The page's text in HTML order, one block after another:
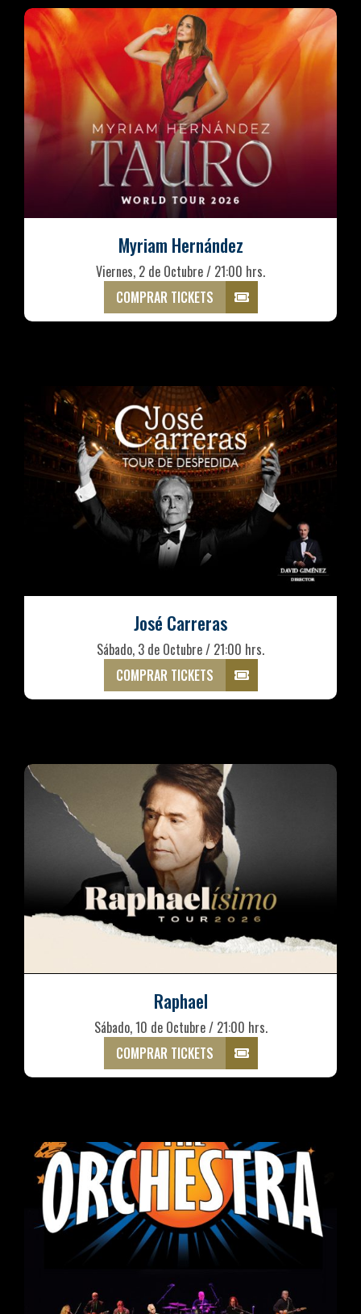
Myriam Hernández
Viernes, 2 de Octubre / 21:00 hrs.
COMPRAR TICKETS
José Carreras
Sábado, 3 de Octubre / 21:00 hrs.
COMPRAR TICKETS
Raphael
Sábado, 10 de Octubre / 21:00 hrs.
COMPRAR TICKETS